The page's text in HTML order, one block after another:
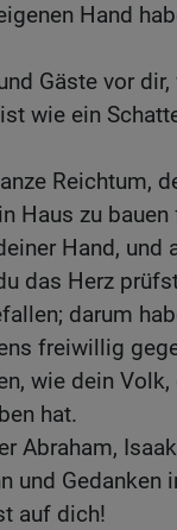
Hand
Gäste vor
wie ein
Reichtum,
Haus zu bauen
Hand, und
das Herz
darum
freiwillig
wie dein
hat.
Abraham,
und Gedanken
auf dich!